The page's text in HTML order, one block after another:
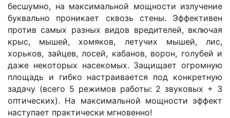
бесшумно, на максимальной мощности излучение
буквально проникает сквозь стены. Эффективен
против самых разных видов вредителей, включая
крыс, мышей, хомяков, летучих мышей, лис,
хорьков, зайцев, лосей, кабанов, ворон, голубей и
даже некоторых насекомых. Защищает огромную
площадь и гибко настраивается под конкретную
задачу (всего 5 режимов работы: 2 звуковых + 3
оптических). На максимальной мощности эффект
наступает практически мгновенно!